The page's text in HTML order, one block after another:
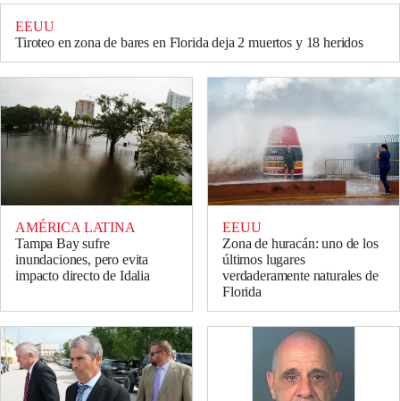
EEUU
Tiroteo en zona de bares en Florida deja 2 muertos y 18 heridos
AMÉRICA LATINA
Tampa Bay sufre
inundaciones, pero evita
impacto directo de Idalia
EEUU
Zona de huracán: uno de los
últimos lugares
verdaderamente naturales de
Florida